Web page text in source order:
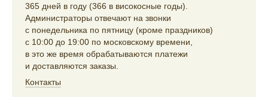
365 дней в году (366 в високосные годы).
Администраторы отвечают на звонки
с понедельника по пятницу (кроме праздников)
с 10:00 до 19:00 по московскому времени,
в это же время обрабатываются платежи
и доставляются заказы.
Контакты